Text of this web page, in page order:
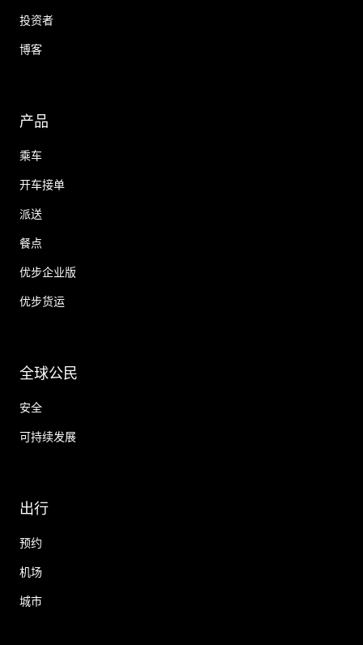
投资者
博客
产品
乘车
开车接单
派送
餐点
优步企业版
优步货运
全球公民
安全
可持续发展
出行
预约
机场
城市